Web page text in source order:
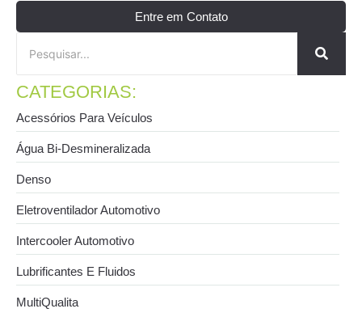
Entre em Contato
CATEGORIAS:
Acessórios Para Veículos
Água Bi-Desmineralizada
Denso
Eletroventilador Automotivo
Intercooler Automotivo
Lubrificantes E Fluidos
MultiQualita